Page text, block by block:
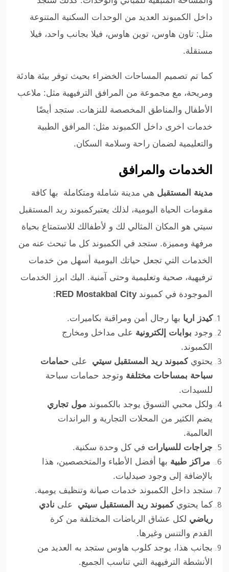
داخل الكمبوند العديد من الوحدات السكنية المتنوعة
مثل: تاون هاوس، توين هاوس، فيلا بجانب واحد، فيلا
مستقلة.
كما تم تصميم المساحات الخضراء بحيث توفر بيئة هادئة
ومريحة، مع مجموعة من المرافق الترفيهية مثل: ملاعب
الأطفال والمناطق المخصصة للنزهات. ستجد أيضًا
خدمات اخرى داخل الكمبوند مثل: المرافق الطبية
والتعليمية لضمان راحة وسلامة السكان.
الخدمات والمرافق
مدينة المستقبل هي مدينة شاملة ومتكاملة بها كافة
مقومات الحياة اليومية، لذلك يعتبر كمبوند ريد المستقبل
سيتي هو المكان المثالي لك و لأطفالك للاستمتاع بحياة
مرفهة ومميزة. ستجد في الكمبوند كل ما تبحث عنه من
الخدمات التي تجعل حياتك اليومية أسهل من خدمات
ترفيهية، صحية وتعليمية وحتى آمنية. ا ليك ابرز الخدمات
الموجودة في كمبوندRED Mostakbal City
:
كيدز اريا بها رجال أمن ومراقبة بكاميرات.
وجود بوابات إلكترونية على مداخل ومخارج
الكمبوند.
يحتوي كمبوند ريد المستقبل سيتي على حمامات
سباحة بمساحات مختلفة وتوجد حمامات سباحة
للسيدات.
ولكل محبي التسوق يوجد بالكمبوند مول تجاري
يضم الكثير من المحلات التجارية و البراندات
العالمية.
جراجات للسيارات في كل وحدة سكنية.
مراكز طبية بها أفضل الأطباء والمتخصصين، هذا
بالإضافة إلى وجود صيدليات.
ستجد داخل الكمبوند خدمات صيانة وتنظيف يومية.
كما يحتوي كمبوند ريد المستقبل سيتي على نادي
رياضي لكل عشاق الرياضات المختلفة من كرة
القدم والتنس وغيرها.
بجانب هذا، يوجد كلوب هاوس ستجد به العديد من
الأنشطة الترفيهية التي تناسب الجميع.